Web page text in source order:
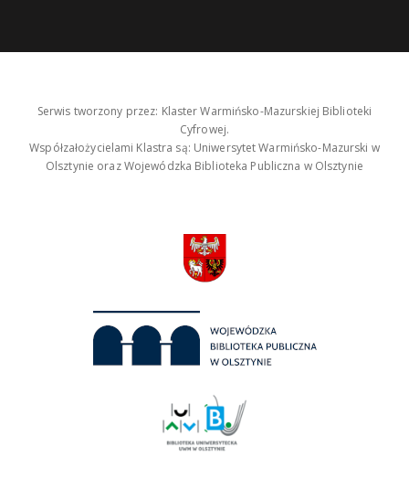
Serwis tworzony przez: Klaster Warmińsko-Mazurskiej Biblioteki
Cyfrowej.
Współzałożycielami Klastra są: Uniwersytet Warmińsko-Mazurski w
Olsztynie oraz Wojewódzka Biblioteka Publiczna w Olsztynie